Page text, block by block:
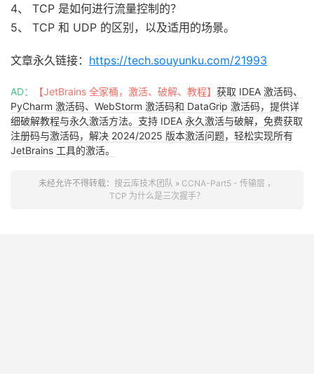
4、 TCP 是如何进行流量控制的？
5、 TCP 和 UDP 的区别，以及适用的场景。
文章永久链接： https://tech.souyunku.com/21993
AD： 【JetBrains 全家桶，激活、破解、教程】 获取 IDEA 激活码、
PyCharm 激活码、WebStorm 激活码和 DataGrip 激活码，提供详
细破解教程与永久激活方法。支持 IDEA 永久激活与破解，免费获取
注册码与激活码，解决 2024/2025 版本激活问题，轻松实现所有
JetBrains 工具的激活。
未经允许不得转载： 搜云库技术团队 » CCNA-Part5 - 传输层 ，
TCP 为什么是三次握手？